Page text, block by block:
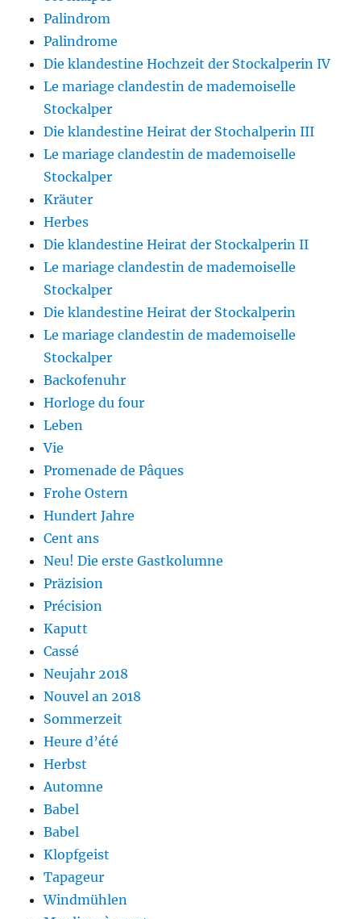
Palindrom
Palindrome
Die klandestine Hochzeit der Stockalperin IV
Le mariage clandestin de mademoiselle
Stockalper
Die klandestine Heirat der Stochalperin III
Le mariage clandestin de mademoiselle
Stockalper
Kräuter
Herbes
Die klandestine Heirat der Stockalperin II
Le mariage clandestin de mademoiselle
Stockalper
Die klandestine Heirat der Stockalperin
Le mariage clandestin de mademoiselle
Stockalper
Backofenuhr
Horloge du four
Leben
Vie
Promenade de Pâques
Frohe Ostern
Hundert Jahre
Cent ans
Neu! Die erste Gastkolumne
Präzision
Précision
Kaputt
Cassé
Neujahr 2018
Nouvel an 2018
Sommerzeit
Heure d’été
Herbst
Automne
Babel
Babel
Klopfgeist
Tapageur
Windmühlen